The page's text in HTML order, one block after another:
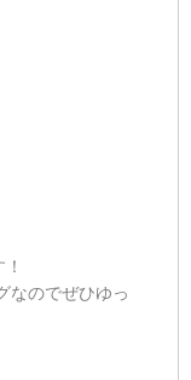
なのでぜひゆっ